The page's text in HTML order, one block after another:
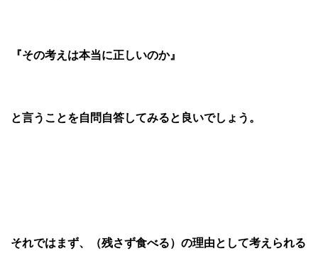
『その考えは本当に正しいのか』
と言うことを自問自答してみると良いでしょう。
それではまず、（残さず食べる）の理由として考えられる